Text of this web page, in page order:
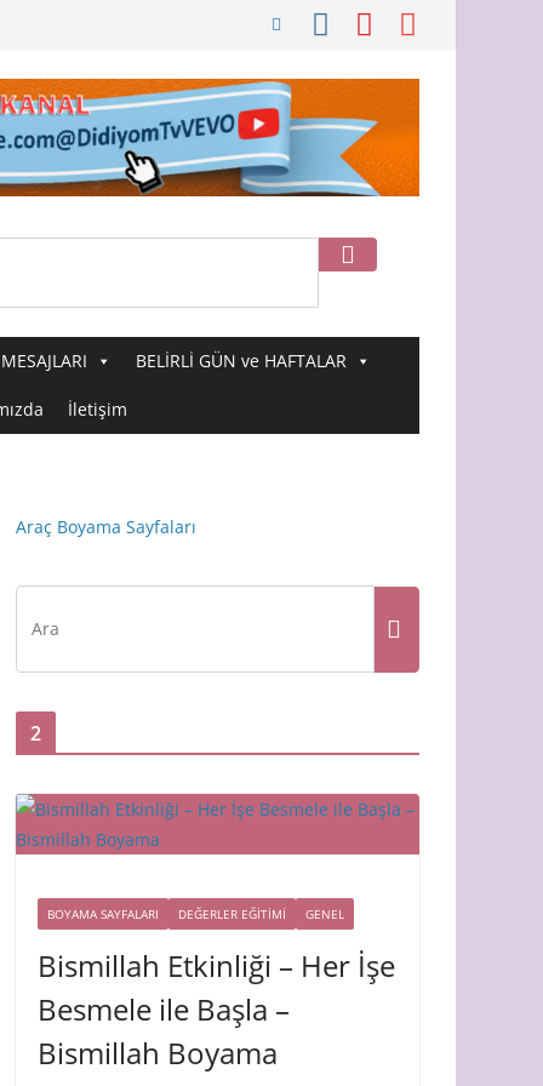
Ara
BELİRLİ GÜN ve HAFTALAR
İletişim
Araç Boyama Sayfaları
2
BOYAMA SAYFALARI DEĞERLER EĞİTİMİ GENEL
Bismillah Etkinliği – Her İşe
Besmele ile Başla –
Bismillah Boyama